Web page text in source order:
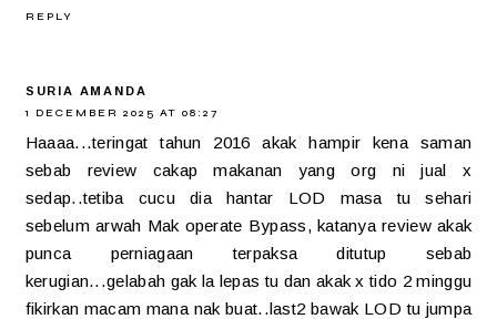
REPLY
SURIA AMANDA
1 DECEMBER 2025 AT 08:27
Haaaa...teringat tahun 2016 akak hampir kena saman
sebab review cakap makanan yang org ni jual x
sedap..tetiba cucu dia hantar LOD masa tu sehari
sebelum arwah Mak operate Bypass, katanya review akak
punca perniagaan terpaksa ditutup sebab
kerugian...gelabah gak la lepas tu dan akak x tido 2 minggu
fikirkan macam mana nak buat..last2 bawak LOD tu jumpa